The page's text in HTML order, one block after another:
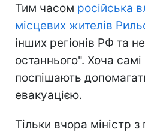
Тим часом російська
місцевих жителів
інших регіонів РФ та
останнього". Хоча
поспішають
евакуацією.
Тільки вчора міністр з